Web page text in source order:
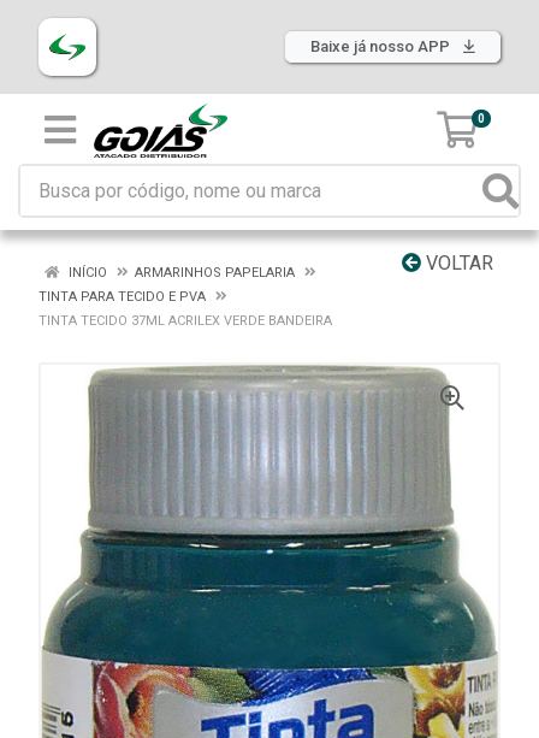
Baixe já nosso APP
0
VOLTAR
INÍCIO
ARMARINHOS PAPELARIA
TINTA PARA TECIDO E PVA
TINTA TECIDO 37ML ACRILEX VERDE BANDEIRA